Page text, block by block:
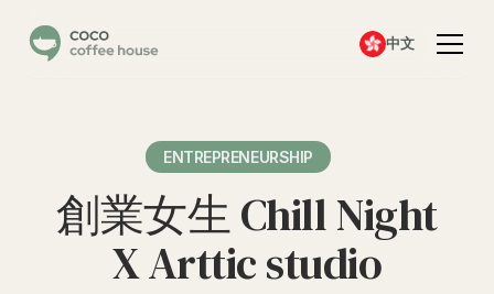
中文
ENTREPRENEURSHIP
創業女生 Chill Night
X Arttic studio